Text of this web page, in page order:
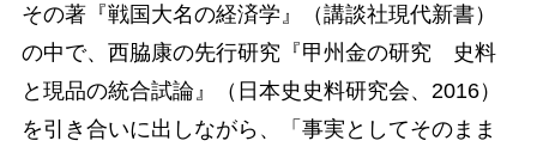
その著『戦国大名の経済学』（講談社現代新書）
の中で、西脇康の先行研究『甲州金の研究 史料
と現品の統合試論』（日本史史料研究会、2016）
を引き合いに出しながら、「事実としてそのまま